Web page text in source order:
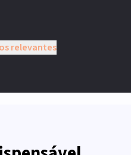
relevantes